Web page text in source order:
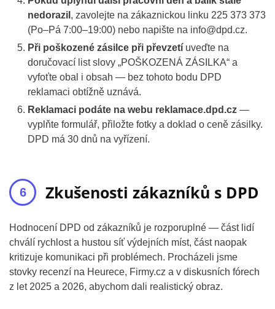
nedorazil , zavolejte na zákaznickou linku 225 373 373
(Po–Pá 7:00–19:00) nebo napište na info@dpd.cz.
Při poškozené zásilce při převzetí uveďte na
doručovací list slovy „POŠKOZENÁ ZÁSILKA“ a
vyfoťte obal i obsah — bez tohoto bodu DPD
reklamaci obtížně uznává.
Reklamaci podáte na webu reklamace.dpd.cz —
vyplňte formulář, přiložte fotky a doklad o ceně zásilky.
DPD má 30 dnů na vyřízení.
Zkušenosti zákazníků s DPD
Hodnocení DPD od zákazníků je rozporuplné — část lidí
chválí rychlost a hustou síť výdejních míst, část naopak
kritizuje komunikaci při problémech. Procházeli jsme
stovky recenzí na Heurece, Firmy.cz a v diskusních fórech
z let 2025 a 2026, abychom dali realistický obraz.